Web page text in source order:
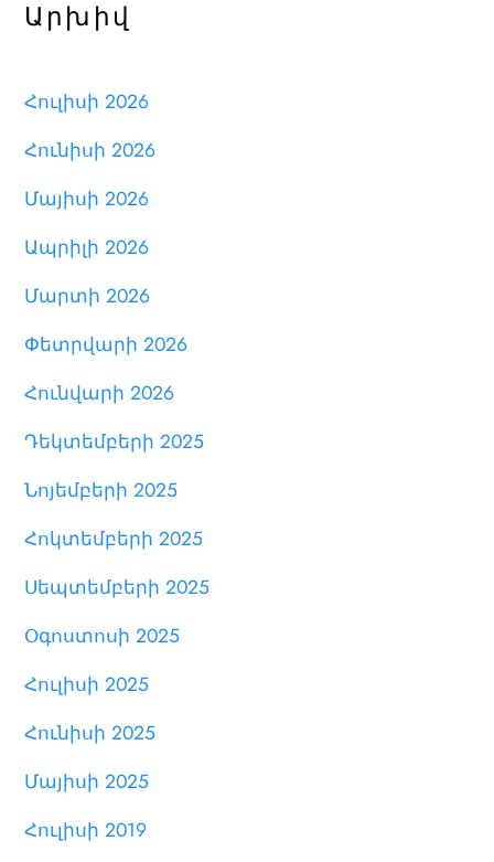
Արխիվ
Հուլիսի 2026
Հունիսի 2026
Մայիսի 2026
Ապրիլի 2026
Մարտի 2026
Փետրվարի 2026
Հունվարի 2026
Դեկտեմբերի 2025
Նոյեմբերի 2025
Հոկտեմբերի 2025
Սեպտեմբերի 2025
Օգոստոսի 2025
Հուլիսի 2025
Հունիսի 2025
Մայիսի 2025
Հուլիսի 2019